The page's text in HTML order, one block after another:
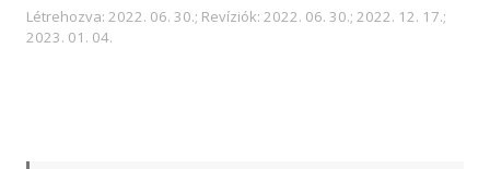
Létrehozva: 2022. 06. 30.; Revíziók: 2022. 06. 30.; 2022. 12. 17.;
2023. 01. 04.